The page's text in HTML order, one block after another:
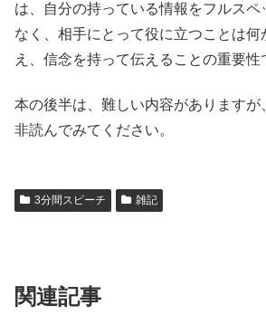
は、自分の持っている情報をフルスペ
なく、相手にとって役に立つことは何
え、信念を持って伝えることの重要性
本の後半は、難しい内容がありますが
非読んでみてください。
3分間スピーチ 雑記
関連記事